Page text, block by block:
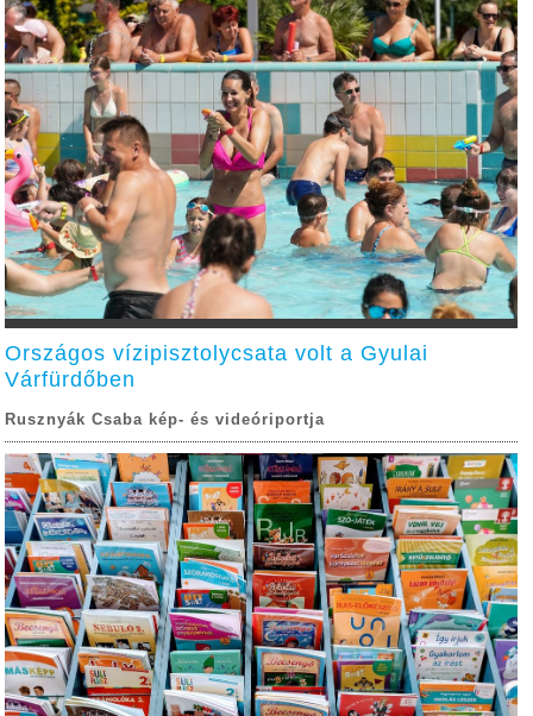
Országos vízipisztolycsata volt a Gyulai
Várfürdőben
Rusznyák Csaba kép- és videóriportja